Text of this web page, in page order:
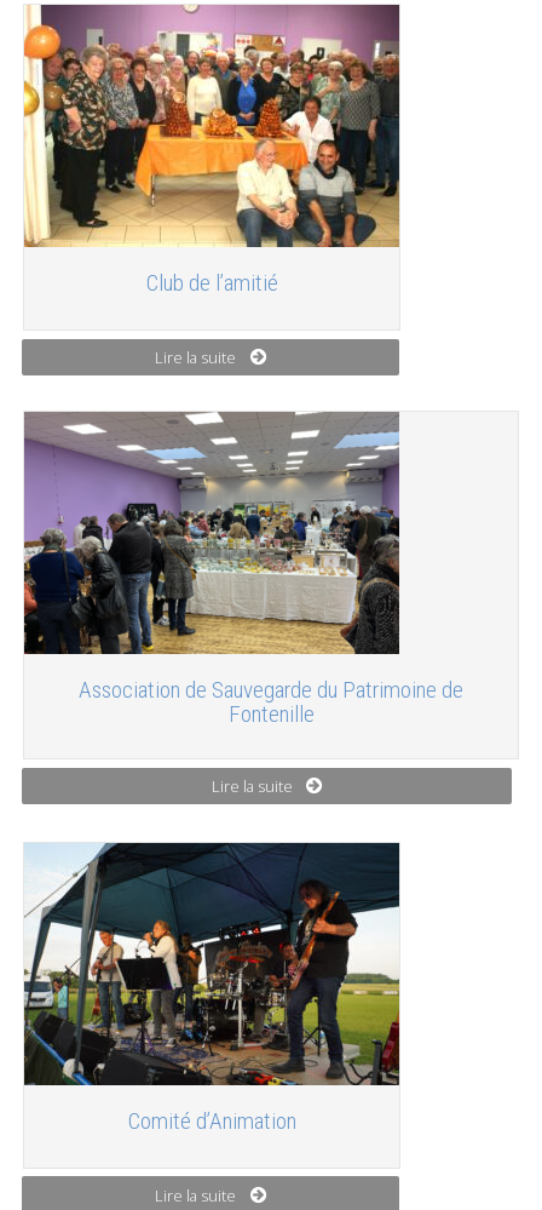
Club de l’amitié
Lire la suite
Association de Sauvegarde du Patrimoine de
Fontenille
Lire la suite
Comité d’Animation
Lire la suite